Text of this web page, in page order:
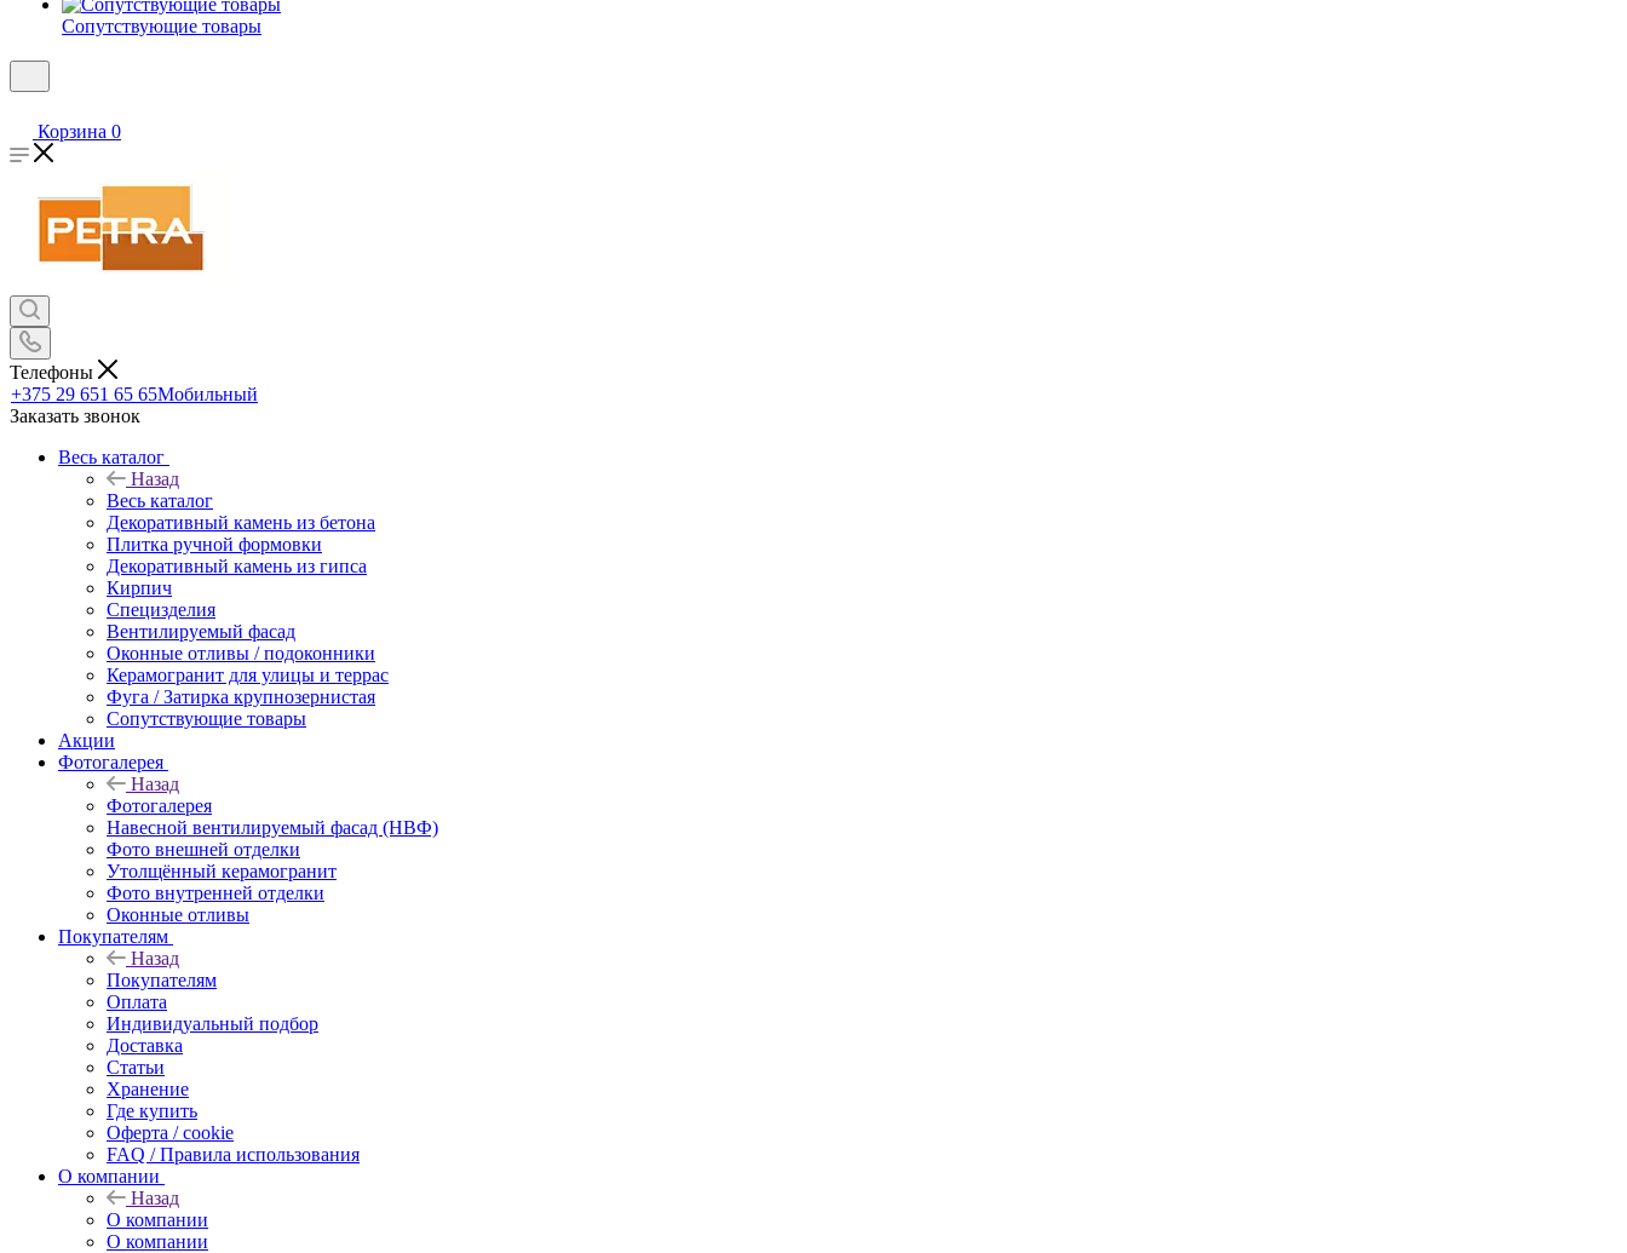
Сопутствующие товары
Корзина 0
Телефоны
+375 29 651 65 65Мобильный
Заказать звонок
Весь каталог
Назад
Весь каталог
Декоративный камень из бетона
Плитка ручной формовки
Декоративный камень из гипса
Кирпич
Специзделия
Вентилируемый фасад
Оконные отливы / подоконники
Керамогранит для улицы и террас
Фуга / Затирка крупнозернистая
Сопутствующие товары
Акции
Фотогалерея
Назад
Фотогалерея
Навесной вентилируемый фасад (НВФ)
Фото внешней отделки
Утолщённый керамогранит
Фото внутренней отделки
Оконные отливы
Покупателям
Назад
Покупателям
Оплата
Индивидуальный подбор
Доставка
Статьи
Хранение
Где купить
Оферта / cookie
FAQ / Правила использования
О компании
Назад
О компании
О компании